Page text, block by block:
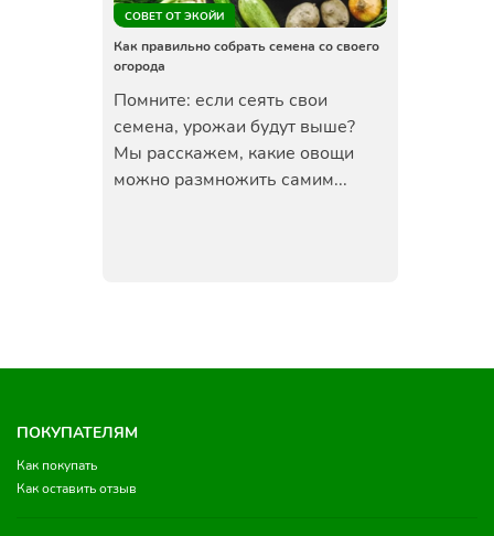
СОВЕТ ОТ ЭКОЙИ
Как правильно собрать семена со своего
огорода
Помните: если сеять свои
семена, урожаи будут выше?
Мы расскажем, какие овощи
можно размножить самим...
ПОКУПАТЕЛЯМ
Как покупать
Как оставить отзыв